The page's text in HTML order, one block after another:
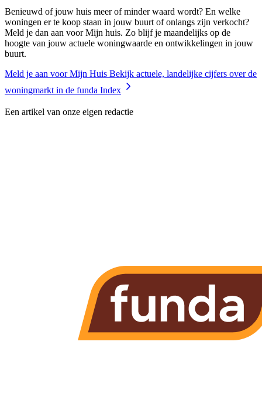
Benieuwd of jouw huis meer of minder waard wordt? En welke
woningen er te koop staan in jouw buurt of onlangs zijn verkocht?
Meld je dan aan voor Mijn huis. Zo blijf je maandelijks op de
hoogte van jouw actuele woningwaarde en ontwikkelingen in jouw
buurt.
Meld je aan voor Mijn Huis Bekijk actuele, landelijke cijfers over de
woningmarkt in de funda Index
Een artikel van onze eigen redactie